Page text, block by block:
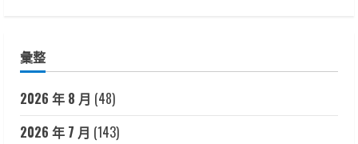
彙整
2026 年 8 月 (48)
2026 年 7 月 (143)